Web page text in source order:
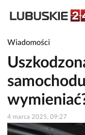
Wiadomości
4 marca 2025, 09:27